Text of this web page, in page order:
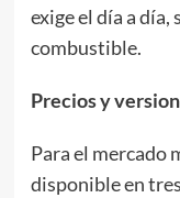
exige el día a
combustible.
Precios y
Para el mercado
disponible en